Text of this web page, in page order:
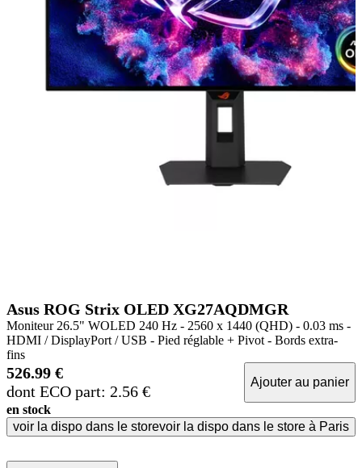
Asus ROG Strix OLED XG27AQDMGR
Moniteur 26.5" WOLED 240 Hz - 2560 x 1440 (QHD) - 0.03 ms -
HDMI / DisplayPort / USB - Pied réglable + Pivot - Bords extra-
fins
526.99 €
dont ECO part: 2.56 €
Ajouter au panier
en stock
voir la dispo dans le storevoir la dispo dans le store à Paris